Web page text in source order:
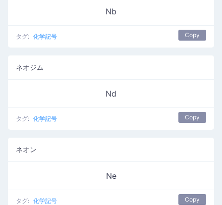
Nb
タグ: 化学記号 Copy
ネオジム
Nd
タグ: 化学記号 Copy
ネオン
Ne
タグ: 化学記号 Copy